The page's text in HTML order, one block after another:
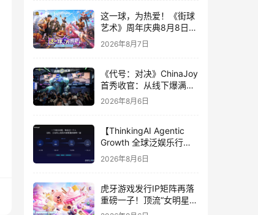
这一球，为热爱！《街球
艺术》周年庆典8月8日正
式上线，多重福利与全新
内容同步开启
2026年8月7日
《代号：对决》ChinaJoy
首秀收官：从线下爆满看
见玩家的真实期待
2026年8月6日
【ThinkingAI Agentic
Growth 全球泛娱乐行业
峰会】Agent 时代，人到
底负责什么
2026年8月6日
虎牙游戏发行IP矩阵再落
重磅一子！顶流“女明星”
ZANMANG LOOPY 正版